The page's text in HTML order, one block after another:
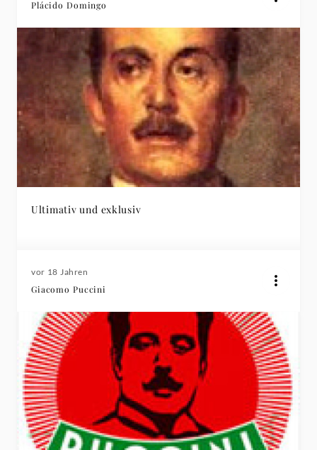
Plácido Domingo
Ultimativ und exklusiv
vor 18 Jahren
Giacomo Puccini